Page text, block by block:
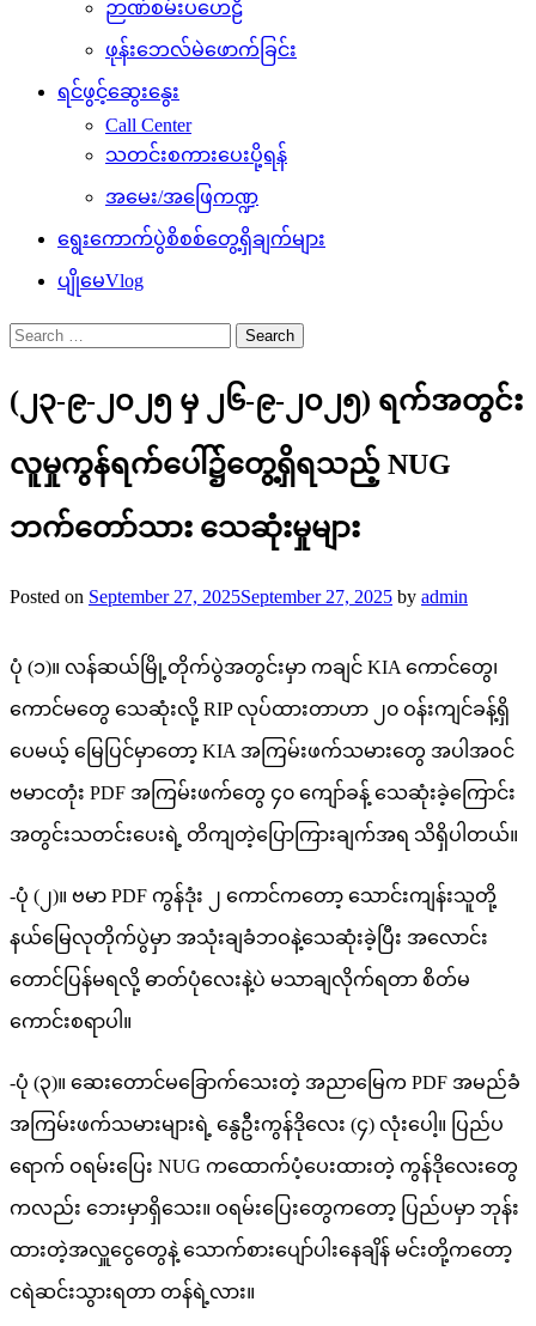
ဉာဏ်စမ်းပဟေဠိ
ဖုန်းဘေလ်မဲဖောက်ခြင်း
ရင်ဖွင့်ဆွေးနွေး
Call Center
သတင်းစကားပေးပို့ရန်
အမေး/အဖြေကဏ္ဍ
ရွေးကောက်ပွဲစိစစ်တွေ့ရှိချက်များ
ပျိုမေVlog
Search
for:
(၂၃-၉-၂၀၂၅ မှ ၂၆-၉-၂၀၂၅) ရက်အတွင်း
လူမှုကွန်ရက်ပေါ်၌တွေ့ရှိရသည့် NUG
ဘက်တော်သား သေဆုံးမှုများ
Posted on September 27, 2025September 27, 2025 by admin
ပုံ (၁)။ လန်ဆယ်မြို့တိုက်ပွဲအတွင်းမှာ ကချင် KIA ကောင်တွေ၊
ကောင်မတွေ သေဆုံးလို့ RIP လုပ်ထားတာဟာ ၂၀ ဝန်းကျင်ခန့်ရှိ
ပေမယ့် မြေပြင်မှာတော့ KIA အကြမ်းဖက်သမားတွေ အပါအဝင်
ဗမာငတုံး PDF အကြမ်းဖက်တွေ ၄၀ ကျော်ခန့် သေဆုံးခဲ့ကြောင်း
အတွင်းသတင်းပေးရဲ့ တိကျတဲ့ပြောကြားချက်အရ သိရှိပါတယ်။
-ပုံ (၂)။ ဗမာ PDF ကွန်ဒုံး ၂ ကောင်ကတော့ သောင်းကျန်းသူတို့
နယ်မြေလုတိုက်ပွဲမှာ အသုံးချခံဘဝနဲ့သေဆုံးခဲ့ပြီး အလောင်း
တောင်ပြန်မရလို့ ဓာတ်ပုံလေးနဲ့ပဲ မသာချလိုက်ရတာ စိတ်မ
ကောင်းစရာပါ။
-ပုံ (၃)။ ဆေးတောင်မခြောက်သေးတဲ့ အညာမြေက PDF အမည်ခံ
အကြမ်းဖက်သမားများရဲ့ နွေဦးကွန်ဒိုလေး (၄) လုံးပေါ့။ ပြည်ပ
ရောက် ဝရမ်းပြေး NUG ကထောက်ပံ့ပေးထားတဲ့ ကွန်ဒိုလေးတွေ
ကလည်း ဘေးမှာရှိသေး။ ဝရမ်းပြေးတွေကတော့ ပြည်ပမှာ ဘုန်း
ထားတဲ့အလှူငွေတွေနဲ့ သောက်စားပျော်ပါးနေချိန် မင်းတို့ကတော့
ငရဲဆင်းသွားရတာ တန်ရဲ့လား။